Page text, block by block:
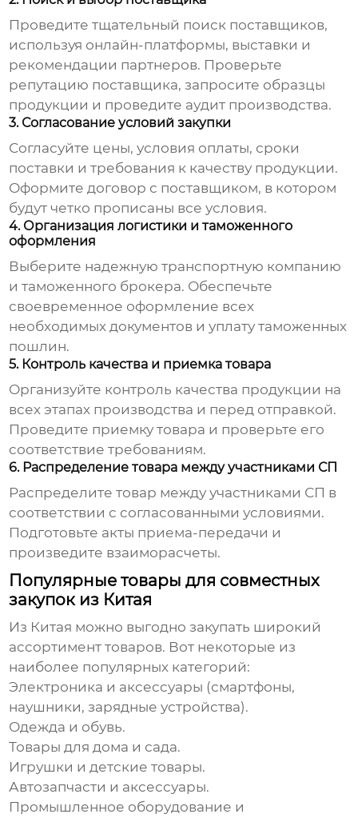
Проведите тщательный поиск поставщиков,
используя онлайн-платформы, выставки и
рекомендации партнеров. Проверьте
репутацию поставщика, запросите образцы
продукции и проведите аудит производства.
3. Согласование условий закупки
Согласуйте цены, условия оплаты, сроки
поставки и требования к качеству продукции.
Оформите договор с поставщиком, в котором
будут четко прописаны все условия.
4. Организация логистики и таможенного
оформления
Выберите надежную транспортную компанию
и таможенного брокера. Обеспечьте
своевременное оформление всех
необходимых документов и уплату таможенных
пошлин.
5. Контроль качества и приемка товара
Организуйте контроль качества продукции на
всех этапах производства и перед отправкой.
Проведите приемку товара и проверьте его
соответствие требованиям.
6. Распределение товара между участниками СП
Распределите товар между участниками СП в
соответствии с согласованными условиями.
Подготовьте акты приема-передачи и
произведите взаиморасчеты.
Популярные товары для совместных
закупок из Китая
Из Китая можно выгодно закупать широкий
ассортимент товаров. Вот некоторые из
наиболее популярных категорий:
Электроника и аксессуары (смартфоны,
наушники, зарядные устройства).
Одежда и обувь.
Товары для дома и сада.
Игрушки и детские товары.
Автозапчасти и аксессуары.
Промышленное оборудование и